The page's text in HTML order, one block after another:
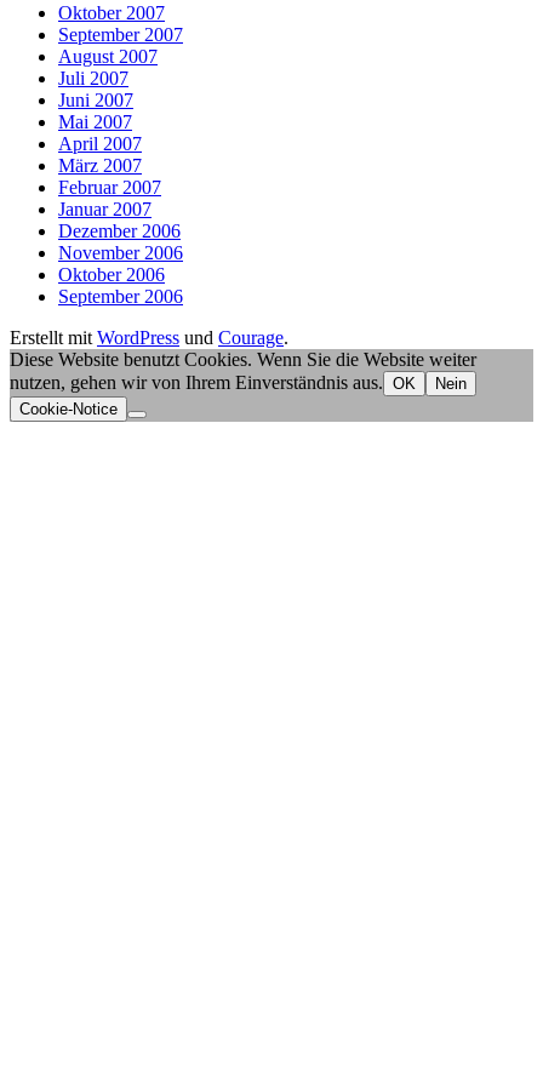
Oktober 2007
September 2007
August 2007
Juli 2007
Juni 2007
Mai 2007
April 2007
März 2007
Februar 2007
Januar 2007
Dezember 2006
November 2006
Oktober 2006
September 2006
Erstellt mit WordPress und Courage.
Diese Website benutzt Cookies. Wenn Sie die Website weiter
nutzen, gehen wir von Ihrem Einverständnis aus. OK
Nein
Cookie-Notice